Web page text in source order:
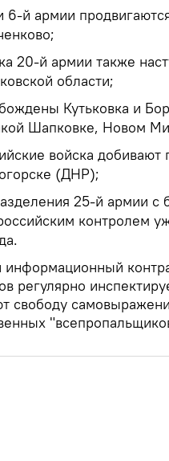
6-й армии
20-й армии также
области;
Кутьковка и
Шапковке, Новом
войска добивают
(ДНР);
25-й армии
контролем
информационный
регулярно
свободу